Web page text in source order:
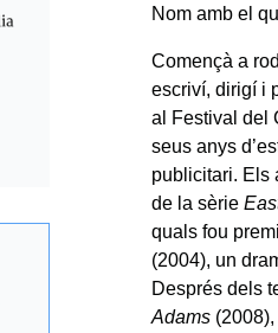
Nom amb el
Començà a
escriví, dirigí i
al Festival del
seus anys
publicitari. Els
de la sèrie
quals fou
(2004), un
Després dels
Adams